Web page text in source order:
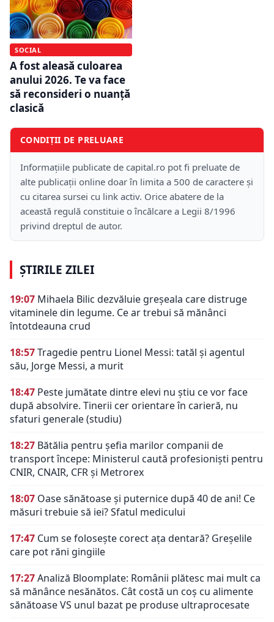
SOCIAL
A fost aleasă culoarea
anului 2026. Te va face
să reconsideri o nuanță
clasică
CONDIȚII DE PRELUARE
Informațiile publicate de capital.ro pot fi preluate de
alte publicații online doar în limita a 500 de caractere și
cu citarea sursei cu link activ. Orice abatere de la
această regulă constituie o încălcare a Legii 8/1996
privind dreptul de autor.
ȘTIRILE ZILEI
19:07 Mihaela Bilic dezvăluie greșeala care distruge
vitaminele din legume. Ce ar trebui să mănânci
întotdeauna crud
18:57Tragedie pentru Lionel Messi: tatăl și agentul
său, Jorge Messi, a murit
18:47 Peste jumătate dintre elevi nu știu ce vor face
după absolvire. Tinerii cer orientare în carieră, nu
sfaturi generale (studiu)
18:27 Bătălia pentru șefia marilor companii de
transport începe: Ministerul caută profesioniști pentru
CNIR, CNAIR, CFR și Metrorex
18:07 Oase sănătoase și puternice după 40 de ani! Ce
măsuri trebuie să iei? Sfatul medicului
17:47 Cum se folosește corect ața dentară? Greșelile
care pot răni gingiile
17:27Analiză Bloomplate: Românii plătesc mai mult ca
să mănânce nesănătos. Cât costă un coș cu alimente
sănătoase VS unul bazat pe produse ultraprocesate